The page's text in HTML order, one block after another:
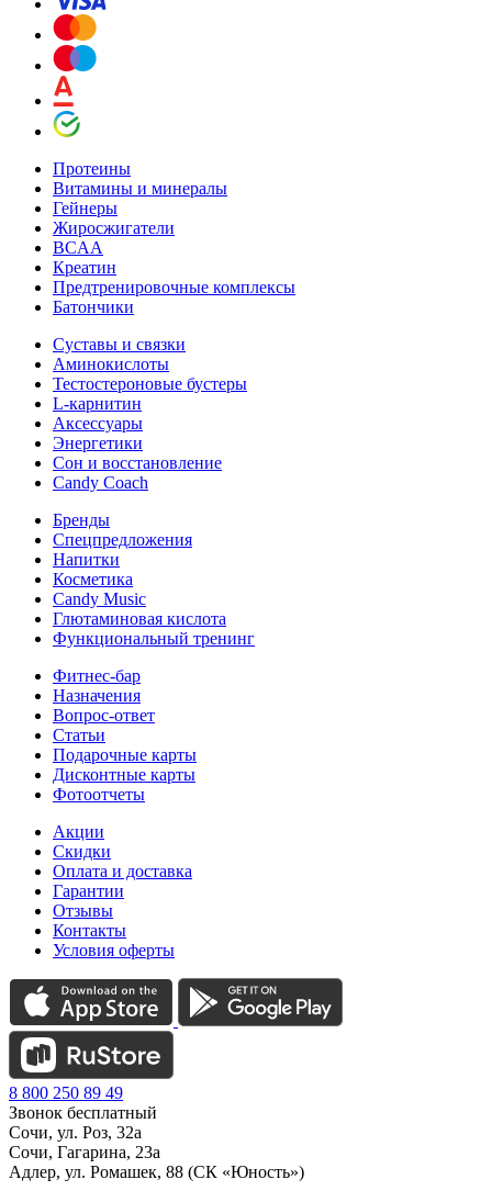
Протеины
Витамины и минералы
Гейнеры
Жиросжигатели
BCAA
Креатин
Предтренировочные комплексы
Батончики
Суставы и связки
Аминокислоты
Тестостероновые бустеры
L-карнитин
Аксессуары
Энергетики
Сон и восстановление
Candy Coach
Бренды
Спецпредложения
Напитки
Косметика
Candy Music
Глютаминовая кислота
Функциональный тренинг
Фитнес-бар
Назначения
Вопрос-ответ
Статьи
Подарочные карты
Дисконтные карты
Фотоотчеты
Акции
Скидки
Оплата и доставка
Гарантии
Отзывы
Контакты
Условия оферты
8 800 250 89 49
Звонок бесплатный
Сочи, ул. Роз, 32а
Сочи, Гагарина, 23а
Адлер, ул. Ромашек, 88 (СК «Юность»)